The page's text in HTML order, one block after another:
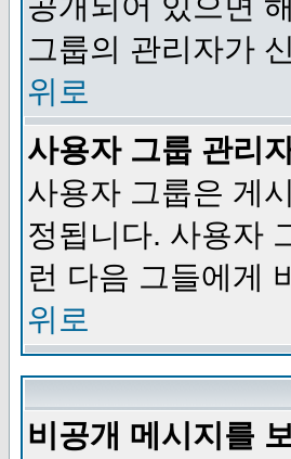
그룹의 관리자가
위로
사용자 그룹 관리
사용자 그룹은 게
정됩니다. 사용자
런 다음 그들에게
위로
비공개 메시지를